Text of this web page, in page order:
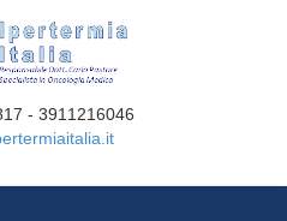
- 3911216046